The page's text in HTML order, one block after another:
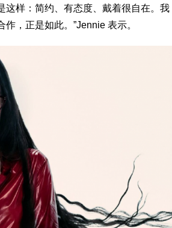
这样：简约、有态度、戴着很自在。我
，正是如此。”Jennie 表示。